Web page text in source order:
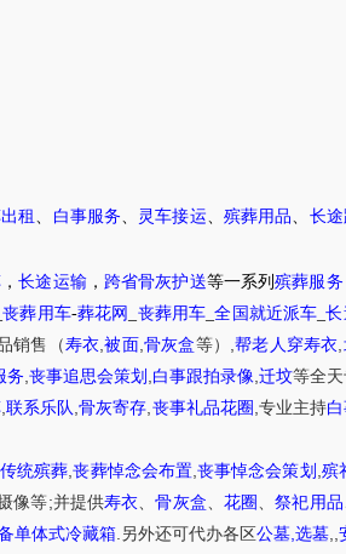
租 白事服务 灵车接运 殡葬用品
长
，长途运输， 跨省骨灰护送等一系列殡葬服务
_丧葬用车-葬花网 丧葬用车 _全国就近派车 _长
销售 （寿衣 ,被面, 骨灰盒等） ,帮老人穿寿衣
务 丧事追思会策划 白事跟拍录像 迁坟等全天
,联系乐队 ,骨灰寄存 丧事礼品花圈 专业主持
传统殡葬 ,丧葬悼念会布置, 丧事悼念会策划 殡
摄像等;并提供寿衣 、骨灰盒 花圈 、祭祀用品
单体式冷藏箱 另外还可代办各区公墓 选墓